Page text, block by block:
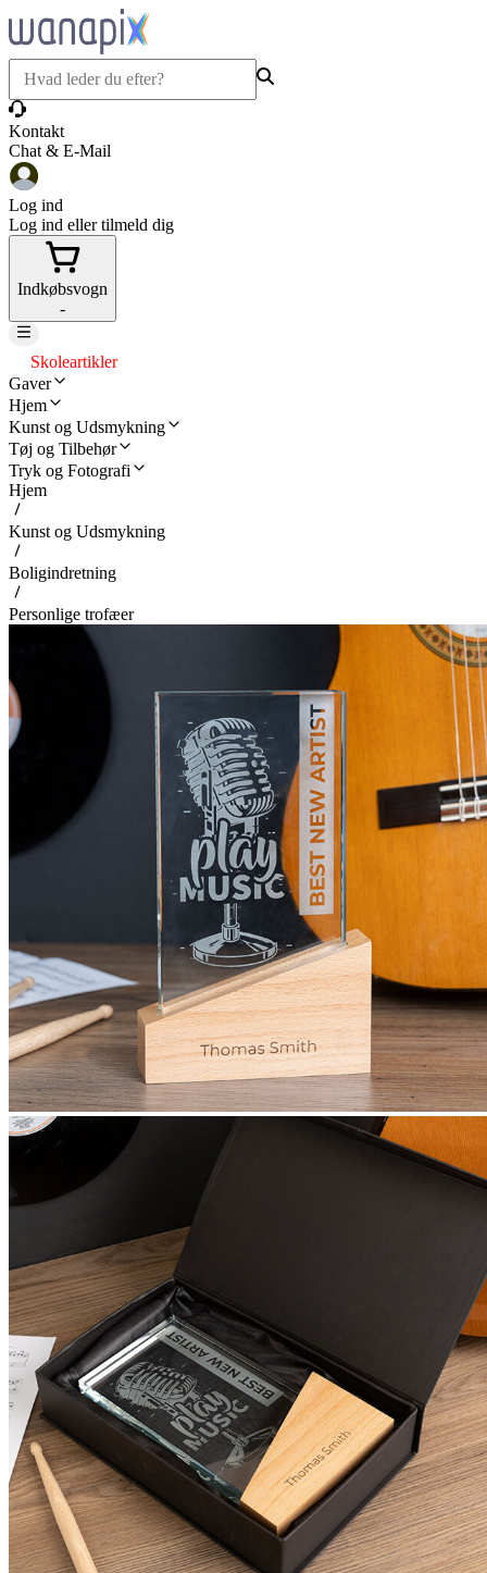
Kontakt
Chat & E-Mail
Log ind
Log ind eller tilmeld dig
Indkøbsvogn
-
Skoleartikler
Gaver
Hjem
Kunst og Udsmykning
Tøj og Tilbehør
Tryk og Fotografi
Hjem
Kunst og Udsmykning
Boligindretning
Personlige trofæer